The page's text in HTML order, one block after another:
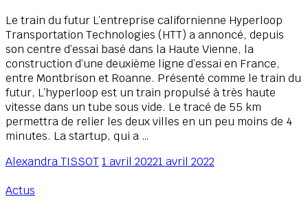
Le train du futur L’entreprise californienne Hyperloop
Transportation Technologies (HTT) a annoncé, depuis
son centre d’essai basé dans la Haute Vienne, la
construction d’une deuxième ligne d’essai en France,
entre Montbrison et Roanne. Présenté comme le train du
futur, L’hyperloop est un train propulsé à très haute
vitesse dans un tube sous vide. Le tracé de 55 km
permettra de relier les deux villes en un peu moins de 4
minutes. La startup, qui a …
Alexandra TISSOT1 avril 20221 avril 2022
Actus